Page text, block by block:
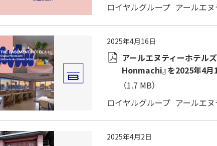
ロイヤルグループ アールエ
2025年4月16日
アールエヌティーホテル
Honmachi』を2025年4月
（1.7 MB）
ロイヤルグループ アールエ
2025年4月2日